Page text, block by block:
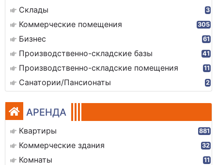
Склады 3
Коммерческие помещения 305
Бизнес 61
Производственно-складские базы 41
Производственно-складские помещения 11
Санатории/Пансионаты 2
АРЕНДА
Квартиры 881
Коммерческие здания 32
Комнаты 11